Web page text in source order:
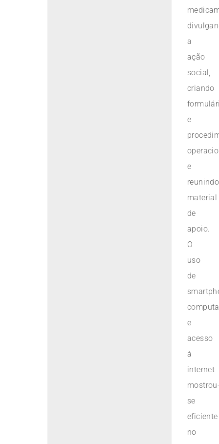
a
ação
social,
criando
e
e
reunindo
material
de
apoio.
O
uso
de
e
acesso
à
internet
se
eficiente
no